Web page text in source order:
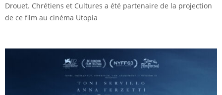
Drouet. Chrétiens et Cultures a été partenaire de la projection
de ce film au cinéma Utopia